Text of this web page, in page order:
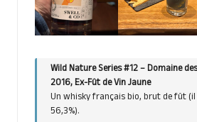
Wild Nature Series #12 – Domaine
2016, Ex-Fût de Vin Jaune
Un whisky français bio, brut de fût (il
56,3%).